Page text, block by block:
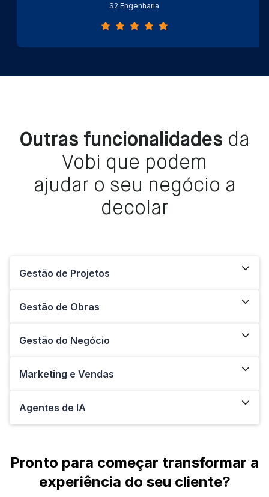
S2 Engenharia
Outras funcionalidades da
Vobi que podem
ajudar o seu negócio a
decolar
Gestão de Projetos
Gestão de Obras
Gestão do Negócio
Marketing e Vendas
Agentes de IA
Pronto para começar transformar a
experiência do seu cliente?